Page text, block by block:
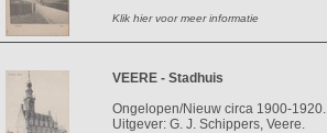
Klik hier voor meer informatie
VEERE - Stadhuis
Ongelopen/Nieuw circa 1900-1920.
Uitgever: G. J. Schippers, Veere.